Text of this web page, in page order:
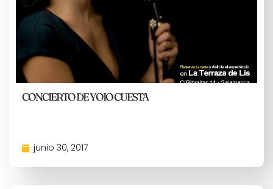
CONCIERTO DE YOIO CUESTA
junio 30, 2017